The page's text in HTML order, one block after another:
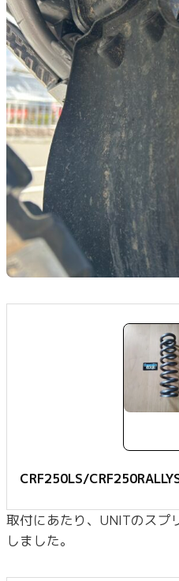
CRF250LS/
取付にあたり、UNITのスプ
しました。